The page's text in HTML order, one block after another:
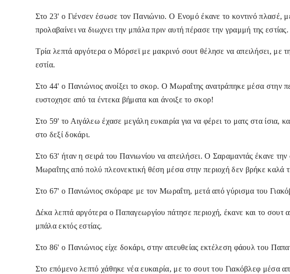
Στο 23' ο Γιένσεν έσωσε τον Πανιώνιο. Ο Ενομό έκανε το κοντινό πλασέ,
προλαβαίνει να διωχνει την μπάλα πριν αυτή πέρασε την γραμμή της εστίας.
Τρία λεπτά αργότερα ο Μόρσεϊ με μακρινό σουτ θέλησε να απειλήσει, με
εστία.
Στο 44' ο Πανιώνιος ανοίξει το σκορ. Ο Μωραΐτης ανατράπηκε μέσα στην
ευστοχησε από τα έντεκα βήματα και άνοιξε το σκορ!
Στο 59' το Αιγάλεω έχασε μεγάλη ευκαιρία για να φέρει το ματς στα ίσια,
στο δεξί δοκάρι.
Στο 63' ήταν η σειρά του Πανιωνίου να απειλήσει. Ο Σαραμαντάς έκανε
Μωραΐτης από πολύ πλεονεκτική θέση μέσα στην περιοχή δεν βρήκε καλά
Στο 67' ο Πανιώνιος σκόραρε με τον Μωραΐτη, μετά από γύρισμα του
Δέκα λεπτά αργότερα ο Παπαγεωργίου πάτησε περιοχή, έκανε και το σουτ
μπάλα εκτός εστίας.
Στο 86' ο Πανιώνιος είχε δοκάρι, στην απευθείας εκτέλεση φάουλ του
Στο επόμενο λεπτό χάθηκε νέα ευκαιρία, με το σουτ του Γιακόβλεφ μέσα